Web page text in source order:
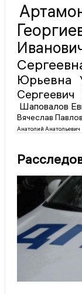
Юрьевна
Сергеевич
Шаповалов
Вячеслав
Анатолий Анатольевич